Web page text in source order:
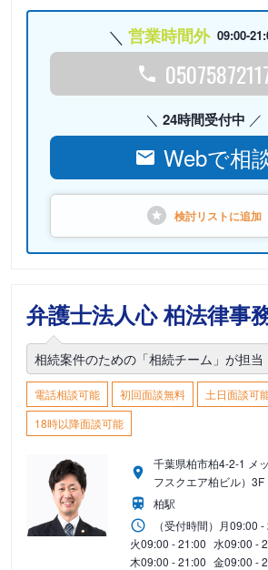
営業時間外 09:00-
24時間受付中
Webで相
検討リストに追加
弁護士法人心 柏法律事
相続案件のための「相続チーム」が担当
電話相談可能 初回面談無料
土日面談可
18時以降面談可能
千葉県柏市柏4-2-1 メ
フスクエア柏ビル）3F
柏駅
（受付時間） 月09:00 -
火09:00 - 21:00 水09:00 -
木09:00 - 21:00 金09:00 -